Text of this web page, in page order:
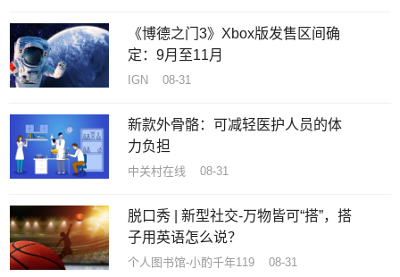
《博德之门3》Xbox版发售区间确
定：9月至11月
IGN 08-31
新款外骨骼：可减轻医护人员的体
力负担
中关村在线 08-31
脱口秀 | 新型社交-万物皆可“搭”，搭
子用英语怎么说？
个人图书馆-小酌千年119 08-31